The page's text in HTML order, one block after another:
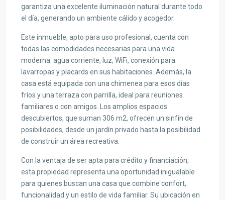
garantiza una excelente iluminación natural durante todo
el día, generando un ambiente cálido y acogedor.
Este inmueble, apto para uso profesional, cuenta con
todas las comodidades necesarias para una vida
moderna: agua corriente, luz, WiFi, conexión para
lavarropas y placards en sus habitaciones. Además, la
casa está equipada con una chimenea para esos días
fríos y una terraza con parrilla, ideal para reuniones
familiares o con amigos. Los amplios espacios
descubiertos, que suman 306 m2, ofrecen un sinfín de
posibilidades, desde un jardín privado hasta la posibilidad
de construir un área recreativa.
Con la ventaja de ser apta para crédito y financiación,
esta propiedad representa una oportunidad inigualable
para quienes buscan una casa que combine confort,
funcionalidad y un estilo de vida familiar. Su ubicación en